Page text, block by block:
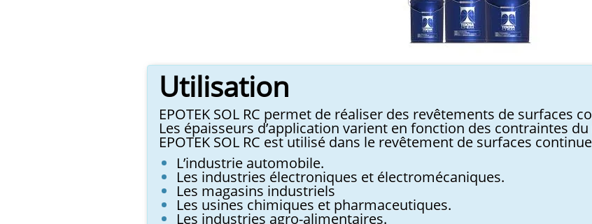
Utilisation
EPOTEK SOL RC permet de réaliser des revêtements de surfaces
Les épaisseurs d’application varient en fonction des contraintes
EPOTEK SOL RC est utilisé dans le revêtement de surfaces
L’industrie automobile.
Les industries électroniques et électromécaniques.
Les magasins industriels
Les usines chimiques et pharmaceutiques.
Les industries agro-alimentaires.